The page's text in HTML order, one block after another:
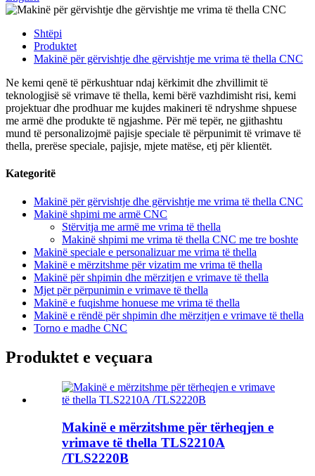
Shtëpi
Produktet
Makinë për gërvishtje dhe gërvishtje me vrima të thella CNC
Ne kemi qenë të përkushtuar ndaj kërkimit dhe zhvillimit të
teknologjisë së vrimave të thella, kemi bërë vazhdimisht risi, kemi
projektuar dhe prodhuar me kujdes makineri të ndryshme shpuese
me armë dhe produkte të ngjashme. Për më tepër, ne gjithashtu
mund të personalizojmë pajisje speciale të përpunimit të vrimave të
thella, prerëse speciale, pajisje, mjete matëse, etj për klientët.
Kategoritë
Makinë për gërvishtje dhe gërvishtje me vrima të thella CNC
Makinë shpimi me armë CNC
Stërvitja me armë me vrima të thella
Makinë shpimi me vrima të thella CNC me tre boshte
Makinë speciale e personalizuar me vrima të thella
Makinë e mërzitshme për vizatim me vrima të thella
Makinë për shpimin dhe mërzitjen e vrimave të thella
Mjet për përpunimin e vrimave të thella
Makinë e fuqishme honuese me vrima të thella
Makinë e rëndë për shpimin dhe mërzitjen e vrimave të thella
Torno e madhe CNC
Produktet e veçuara
Makinë e mërzitshme për tërheqjen e
vrimave të thella TLS2210A
/TLS2220B